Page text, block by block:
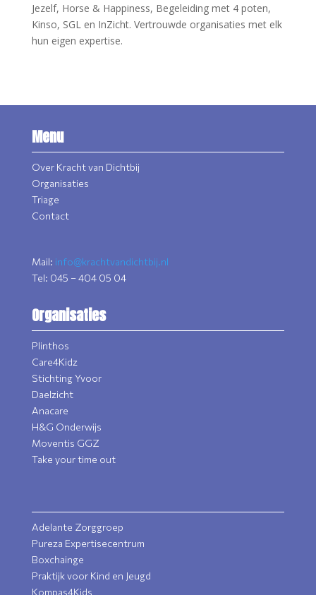
Jezelf, Horse & Happiness, Begeleiding met 4 poten,
Kinso, SGL en InZicht. Vertrouwde organisaties met elk
hun eigen expertise.
Menu
Over Kracht van Dichtbij
Organisaties
Triage
Contact
Mail: info@krachtvandichtbij.nl
Tel: 045 – 404 05 04
Organisaties
Plinthos
Care4Kidz
Stichting Yvoor
Daelzicht
Anacare
H&G Onderwijs
Moventis GGZ
Take your time out
Adelante Zorggroep
Pureza Expertisecentrum
Boxchainge
Praktijk voor Kind en Jeugd
Kompas4Kids